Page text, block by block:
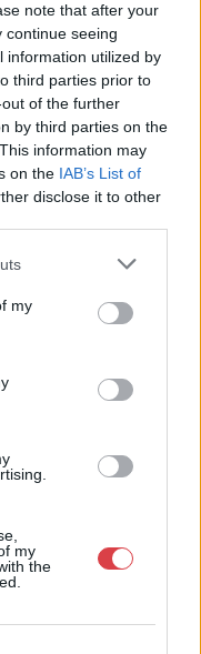
note that after your
continue seeing
information utilized by
third parties prior to
of the further
by third parties on the
information may
on the IAB’s List of
disclose it to other
my
my
the
Galéria és
Márta
Galéria és Aukciósház
Balaton utca 8.
475 6000 +361
tárgyak, ékszerek,
Hagyatékok és
Árveréseinkre